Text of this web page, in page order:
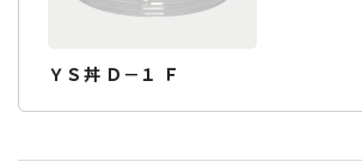
ＹＳ丼 Ｄ－１ Ｆ